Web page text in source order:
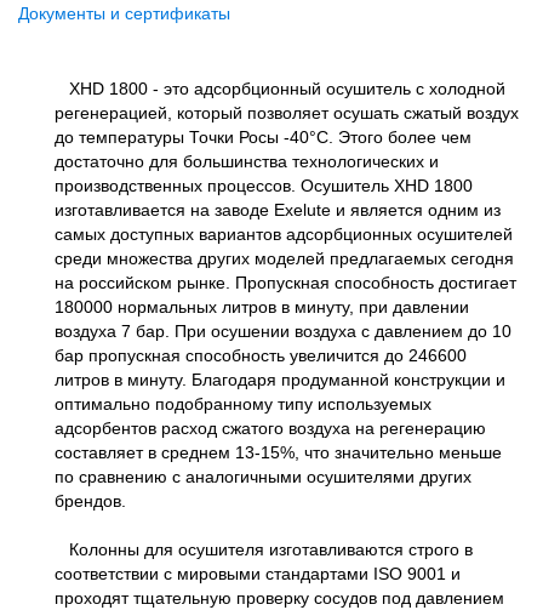
Документы и сертификаты
XHD 1800 - это адсорбционный осушитель c холодной
регенерацией, который позволяет осушать сжатый воздух
до температуры Точки Росы -40°С. Этого более чем
достаточно для большинства технологических и
производственных процессов. Осушитель XHD 1800
изготавливается на заводе Exelute и является одним из
самых доступных вариантов адсорбционных осушителей
среди множества других моделей предлагаемых сегодня
на российском рынке. Пропускная способность достигает
180000 нормальных литров в минуту, при давлении
воздуха 7 бар. При осушении воздуха с давлением до 10
бар пропускная способность увеличится до 246600
литров в минуту. Благодаря продуманной конструкции и
оптимально подобранному типу используемых
адсорбентов расход сжатого воздуха на регенерацию
составляет в среднем 13-15%, что значительно меньше
по сравнению с аналогичными осушителями других
брендов.
Колонны для осушителя изготавливаются строго в
соответствии с мировыми стандартами ISO 9001 и
проходят тщательную проверку сосудов под давлением